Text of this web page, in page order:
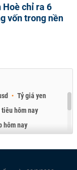
Hoè chỉ ra 6
vốn trong nền
Tỷ giá yen
tiêu hôm nay
hôm nay